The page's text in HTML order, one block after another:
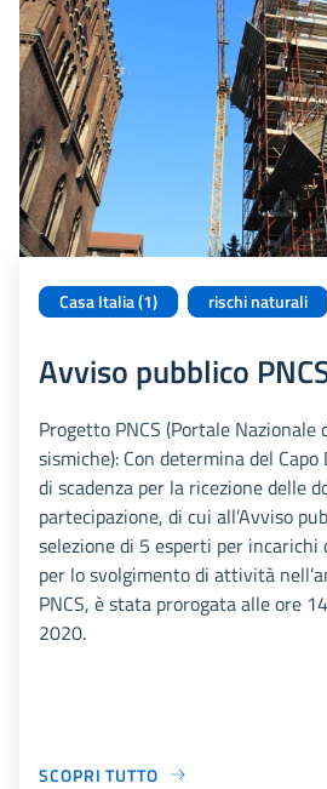
Casa Italia (1) rischi naturali
Avviso pubblico
Progetto PNCS (Portale Nazionale
sismiche): Con determina del
di scadenza per la ricezione delle
partecipazione, di cui all’Avviso
selezione di 5 esperti per
per lo svolgimento di attività
PNCS, è stata prorogata alle ore
2020.
SCOPRI TUTTO